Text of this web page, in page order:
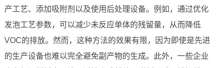
产工艺、添加吸附剂以及使用后处理设备。例如，通过优化
发泡工艺参数，可以减少未反应单体的残留量，从而降低
VOC的排放。然而，这种方法的效果有限，因为即使是先进
的生产设备也难以完全避免副产物的生成。此外，一些企业